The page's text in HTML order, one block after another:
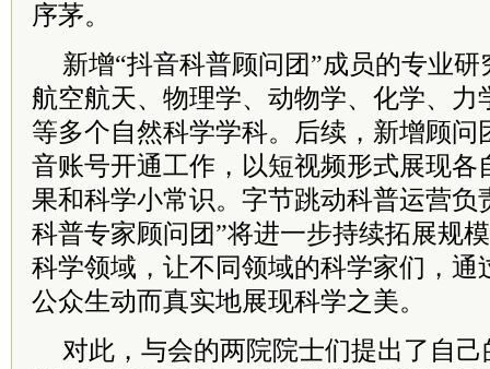
序茅。
新增“抖音科普顾问团”成员的专业
航空航天、物理学、动物学、化学、力
等多个自然科学学科。后续，新增顾问
音账号开通工作，以短视频形式展现各
果和科学小常识。字节跳动科普运营负
科普专家顾问团”将进一步持续拓展规
科学领域，让不同领域的科学家们，通
公众生动而真实地展现科学之美。
对此，与会的两院院士们提出了自